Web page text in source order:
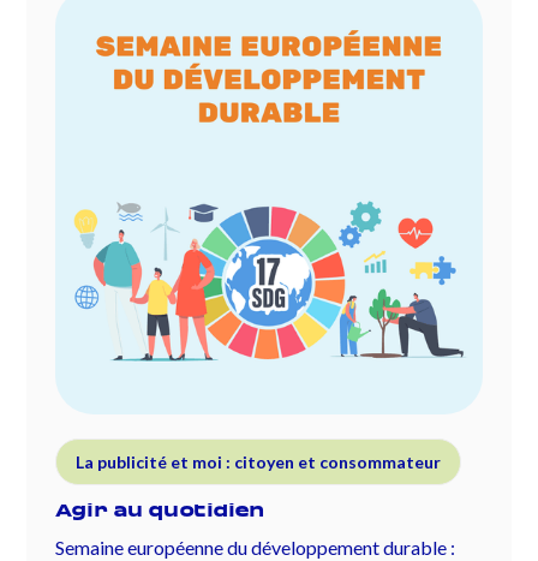
La publicité et moi : citoyen et consommateur
Agir au quotidien
Semaine européenne du développement durable :